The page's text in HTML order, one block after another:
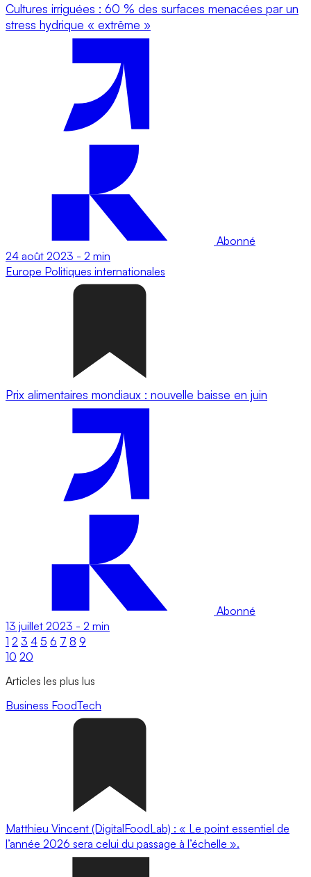
Cultures irriguées : 60 % des surfaces menacées par un
stress hydrique « extrême »
Abonné
24 août 2023 - 2 min
Europe Politiques internationales
Prix alimentaires mondiaux : nouvelle baisse en juin
Abonné
13 juillet 2023 - 2 min
1 2 3 4 5 6 7 8 9
10 20
Articles les plus lus
Business FoodTech
Matthieu Vincent (DigitalFoodLab) : « Le point essentiel de
l’année 2026 sera celui du passage à l’échelle ».